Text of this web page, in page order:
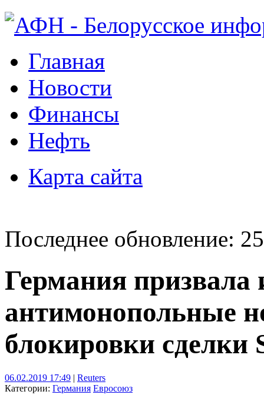
Главная
Новости
Финансы
Нефть
Карта сайта
Последнее обновление:
Германия призвала
антимонопольные
блокировки сделки
06.02.2019 17:49 | Reuters
Категории: Германия Евросоюз